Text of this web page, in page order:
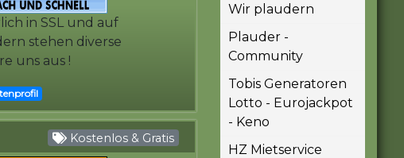
in SSL und auf
stehen diverse
uns aus !
Kostenlos & Gratis
Wir plaudern
Plauder -
Community
Tobis Generatoren
Lotto - Eurojackpot
- Keno
HZ Mietservice